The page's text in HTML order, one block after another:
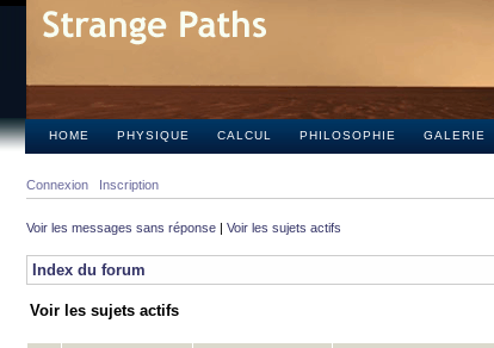
HOME PHYSIQUE CALCUL PHILOSOPHIE GALERIE
Connexion Inscription
Voir les messages sans réponse | Voir les sujets actifs
Index du forum
Voir les sujets actifs